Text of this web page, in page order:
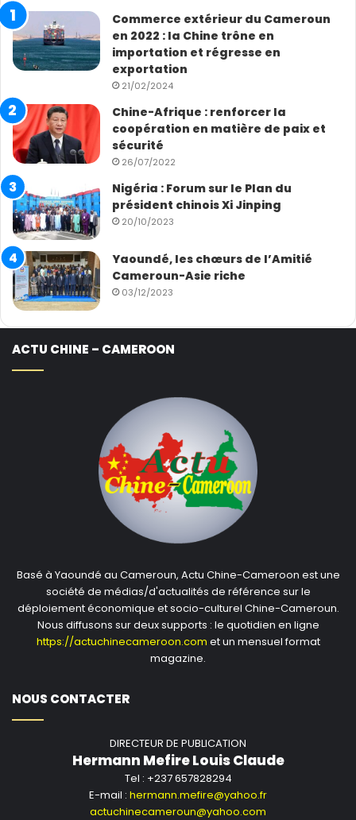
Commerce extérieur du Cameroun
en 2022 : la Chine trône en
importation et régresse en
exportation
21/02/2024
Chine-Afrique : renforcer la
coopération en matière de paix et
sécurité
26/07/2022
Nigéria : Forum sur le Plan du
président chinois Xi Jinping
20/10/2023
Yaoundé, les chœurs de l’Amitié
Cameroun-Asie riche
03/12/2023
ACTU CHINE – CAMEROON
Basé à Yaoundé au Cameroun, Actu Chine-Cameroon est une
société de médias/d'actualités de référence sur le
déploiement économique et socio-culturel Chine-Cameroun.
Nous diffusons sur deux supports : le quotidien en ligne
https://actuchinecameroon.com et un mensuel format
magazine.
NOUS CONTACTER
DIRECTEUR DE PUBLICATION
Hermann Mefire Louis Claude
Tel : +237 657828294
E-mail : hermann.mefire@yahoo.fr
actuchinecameroun@yahoo.com